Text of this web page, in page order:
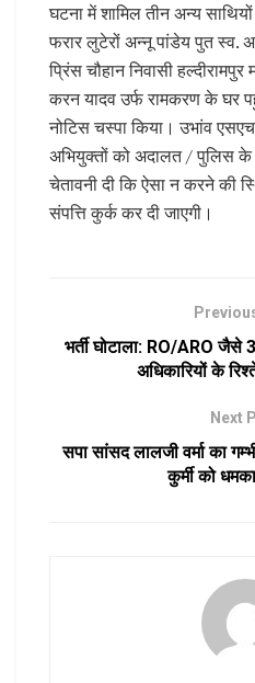
घटना में शामिल तीन अन्य
फरार लुटेरों अन्नू पांडेय पुत स्व.
प्रिंस चौहान निवासी हल्दीरामपुर
करन यादव उर्फ रामकरण के घर
नोटिस चस्पा किया। उभांव
अभियुक्तों को अदालत / पुलिस के
चेतावनी दी कि ऐसा न करने की
संपत्ति कुर्क कर दी जाएगी।
भर्ती घोटाला: RO/ARO जैसे
अधिकारियों के
Next
सपा सांसद लालजी वर्मा का
कुर्मी को